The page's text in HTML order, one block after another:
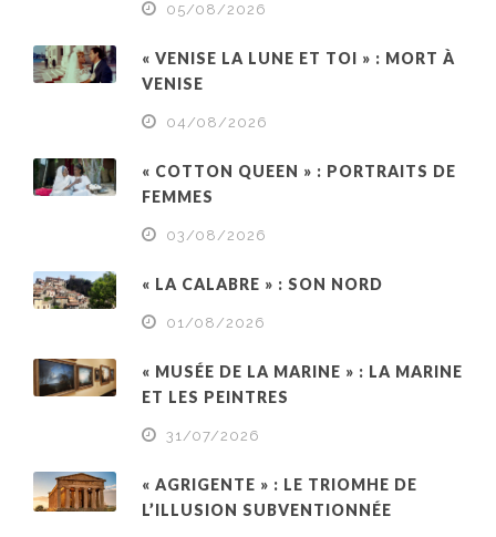
05/08/2026
« VENISE LA LUNE ET TOI » : MORT À
VENISE
04/08/2026
« COTTON QUEEN » : PORTRAITS DE
FEMMES
03/08/2026
« LA CALABRE » : SON NORD
01/08/2026
« MUSÉE DE LA MARINE » : LA MARINE
ET LES PEINTRES
31/07/2026
« AGRIGENTE » : LE TRIOMHE DE
L’ILLUSION SUBVENTIONNÉE